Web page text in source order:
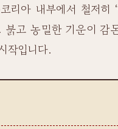
리아 내부에서 철저히
고 농밀한 기운이 감
작입니다.